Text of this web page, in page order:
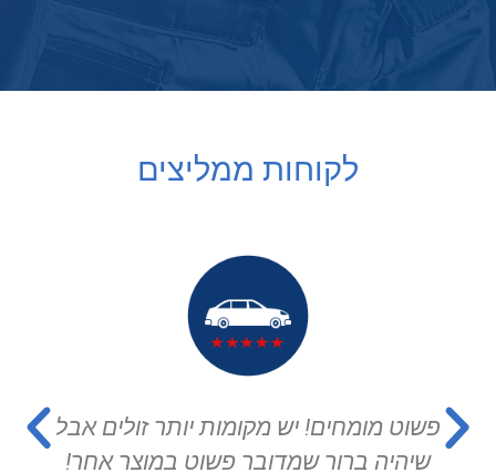
לקוחות ממליצים
אבל
המוסך הכי מקצועי שיצא לי להיות בו
שירות לקוחות מדהים.